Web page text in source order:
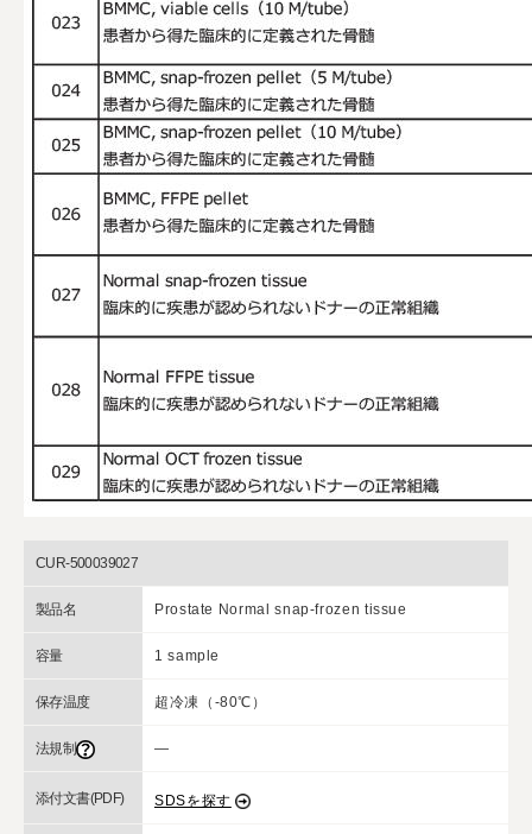
CUR-500039027
製品名 Prostate Normal snap-frozen tissue
容量 1 sample
保存温度 超冷凍（-80℃）
法規制 ―
添付文書(PDF) SDSを探す